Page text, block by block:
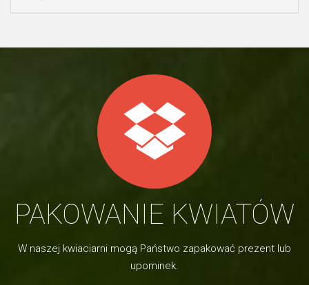
PAKOWANIE KWIATÓW
W naszej kwiaciarni mogą Państwo zapakować prezent lub
upominek.